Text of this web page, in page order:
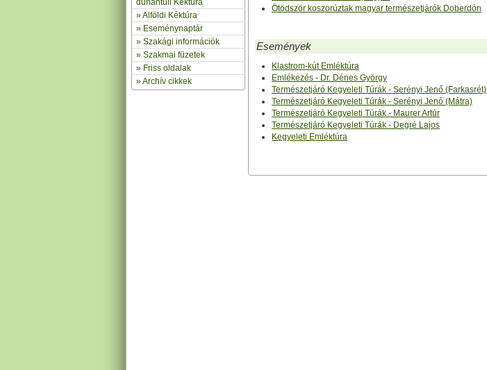
dunántúli Kéktúra
»Alföldi Kéktúra
» Eseménynaptár
» Szakági információk
» Szakmai füzetek
» Friss oldalak
»Archív cikkek
Ötödször koszorúztak magyar természetjárók Doberdón
Események
Klastrom-kút Emléktúra
Emlékezés - Dr. Dénes György
Természetjáró Kegyeleti Túrák - Serényi Jenő (Farkasrét)
Természetjáró Kegyeleti Túrák - Serényi Jenő (Mátra)
Természetjáró Kegyeleti Túrák - Maurer Artúr
Természetjáró Kegyeleti Túrák - Degré Lajos
Kegyeleti Emléktúra